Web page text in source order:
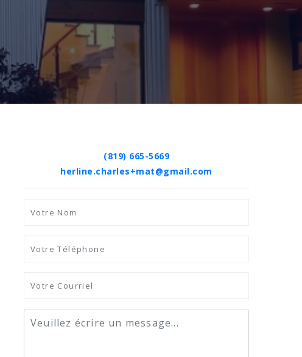
(819) 665-5669
herline.charles+mat@gmail.com